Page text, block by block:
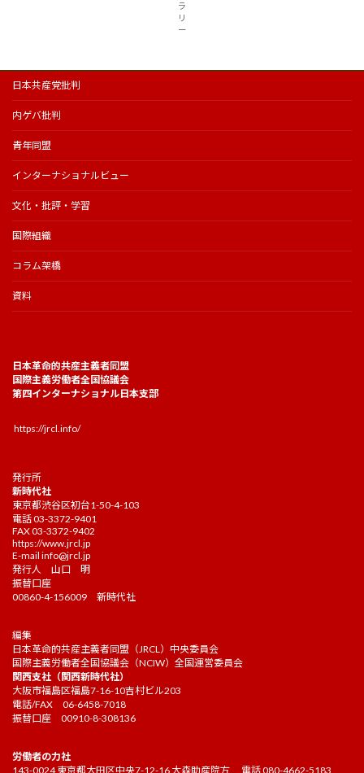
ラ
リ
ー
日本共産党批判
内ゲバ批判
青年同盟
インターナショナルビュー
文化・批評・学習
国際組織
コラム架橋
資料
日本革命的共産主義者同盟
国際主義労働者全国協議会
第四インターナショナル日本支部
https://jrcl.info/
発行所
新時代社
東京都渋谷区初台1-50-4-103
電話 03-3372-9401
FAX 03-3372-9402
https://www.jrcl.jp
E-mail info@jrcl.jp
発行人 山口 明
振替口座
00860-4-156009 新時代社
編集
日本革命的共産主義者同盟（JRCL）中央委員会
国際主義労働者全国協議会（NCIW）全国運営委員会
関西支社（関西新時代社）
大阪市福島区福島7-16-10吉村ビル203
電話/FAX 06-6458-7018
振替口座 00910-8-308136
労働者の力社
143-0024 東京都大田区中央7-12-16 大森助産院方 電話 080-4662-5183